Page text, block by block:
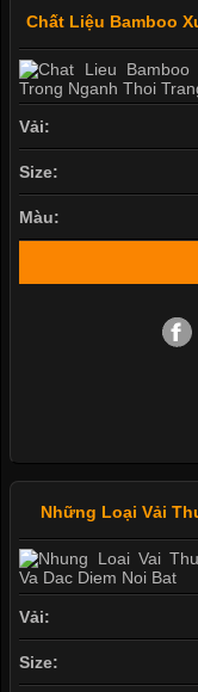
Chất Liệu Bamboo
Vải:
Size:
Màu:
Những Loại Vải
Vải:
Size: